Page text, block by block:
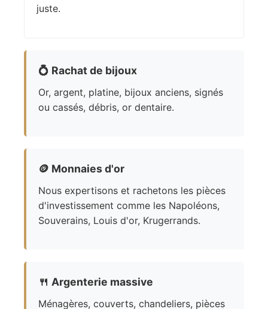
juste.
💍 Rachat de bijoux
Or, argent, platine, bijoux anciens, signés
ou cassés, débris, or dentaire.
🪙 Monnaies d'or
Nous expertisons et rachetons les pièces
d'investissement comme les Napoléons,
Souverains, Louis d'or, Krugerrands.
🍴 Argenterie massive
Ménagères, couverts, chandeliers, pièces